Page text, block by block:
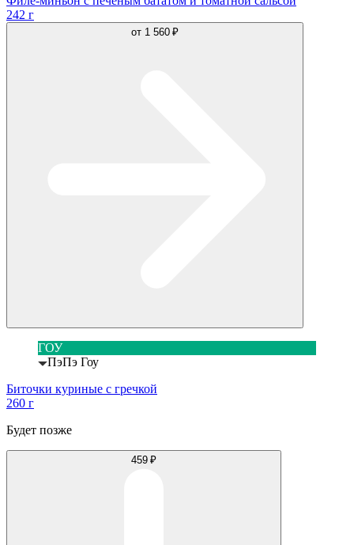
242 г
от 1 560 ₽
ГОУ
ПэПэ Гоу
Биточки куриные с гречкой
260 г
Будет позже
459 ₽